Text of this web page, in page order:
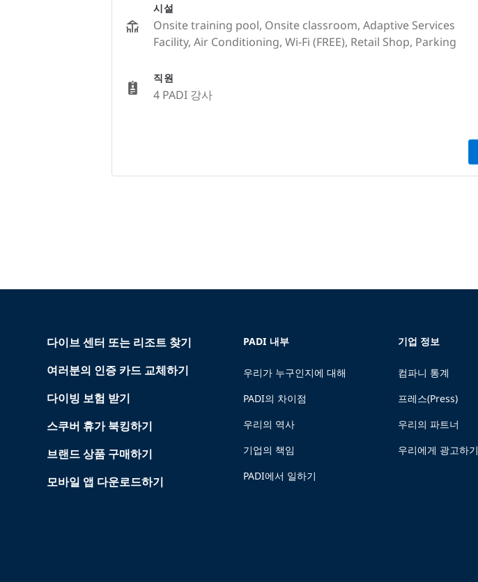
시설
Onsite training pool, Onsite classroom, Adaptive Services
Facility, Air Conditioning, Wi-Fi (FREE), Retail Shop, Parking
직원
4 PADI 강사
다이브 센터 또는 리조트 찾기
여러분의 인증 카드 교체하기
다이빙 보험 받기
스쿠버 휴가 북킹하기
브랜드 상품 구매하기
모바일 앱 다운로드하기
PADI 내부
우리가 누구인지에 대해
PADI의 차이점
우리의 역사
기업의 책임
PADI에서 일하기
기업 정보
컴파니 통계
프레스(Press)
우리의 파트너
우리에게 광고하기